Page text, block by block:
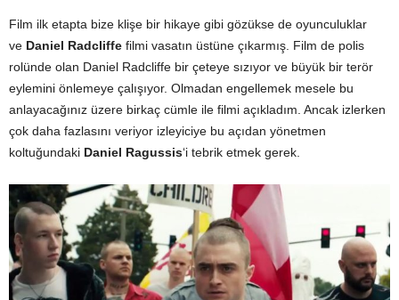
Film ilk etapta bize klişe bir hikaye gibi gözükse de oyunculuklar
ve Daniel Radcliffe filmi vasatın üstüne çıkarmış. Film de polis
rolünde olan Daniel Radcliffe bir çeteye sızıyor ve büyük bir terör
eylemini önlemeye çalışıyor. Olmadan engellemek mesele bu
anlayacağınız üzere birkaç cümle ile filmi açıkladım. Ancak izlerken
çok daha fazlasını veriyor izleyiciye bu açıdan yönetmen
koltuğundaki Daniel Ragussis‘i tebrik etmek gerek.